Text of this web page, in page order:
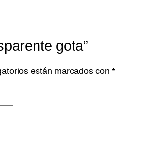
gota”
están marcados con *